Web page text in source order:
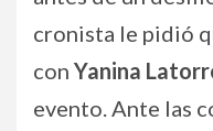
cronista le pidió
con Yanina
evento. Ante las